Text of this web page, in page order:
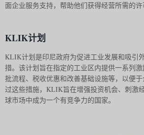
面企业服务支持，帮助他们获得经营所需的许
KLIK计划
KLIK计划是印尼政府为促进工业发展和吸引
措。该计划旨在指定的工业区内提供一系列
批流程、税收优惠和改善基础设施等，以便
过这些措施，KLIK旨在增强投资机会、刺激
球市场中成为一个有竞争力的国家。